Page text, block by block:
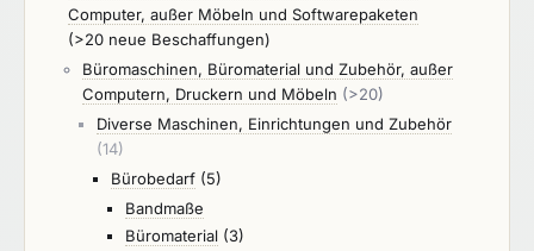
Computer, außer Möbeln und Softwarepaketen
(>20 neue Beschaffungen)
Büromaschinen, Büromaterial und Zubehör, außer
Computern, Druckern und Möbeln (>20)
Diverse Maschinen, Einrichtungen und Zubehör
(14)
Bürobedarf (5)
Bandmaße
Büromaterial (3)